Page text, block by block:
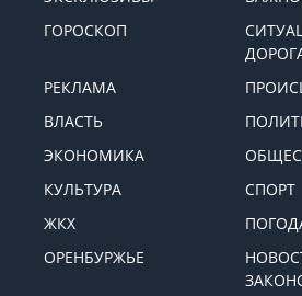
ГОРОСКОП
РЕКЛАМА
ВЛАСТЬ
ЭКОНОМИКА
КУЛЬТУРА
СПОРТ
ЖКХ
ОРЕНБУРЖЬЕ